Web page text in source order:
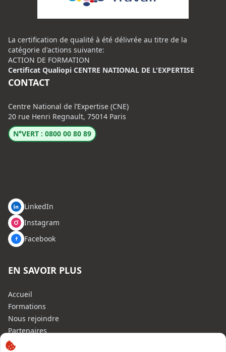
La certification de qualité à été délivrée au titre de la
catégorie d'actions suivante:
ACTION DE FORMATION
Certificat Qualiopi CENTRE NATIONAL DE L'EXPERTISE
CONTACT
Centre National de l’Expertise (CNE)
20 rue Henri Regnault, 75014 Paris
N°VERT : 0800 00 80 89
LinkedIn
Instagram
Facebook
EN SAVOIR PLUS
Accueil
Formations
Nous rejoindre
Partenaires
Autres missions